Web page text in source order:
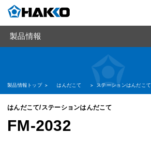
製品情報
製品情報トップ > はんだこて > ステーションはんだこて
はんだこて/ステーションはんだこて
FM-2032